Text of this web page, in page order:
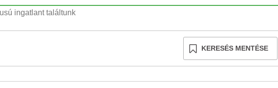
ingatlant találtunk
KERESÉS MENTÉSE